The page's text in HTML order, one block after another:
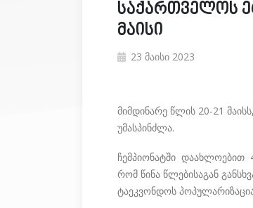
საქართველოს
მაისი
23 მაისი 2023
მიმდინარე წლის 20-21
უმასპინძლა.
ჩემპიონატში დაახლოებით
რომ წინა წლებისაგან
ტაეკვონდოს